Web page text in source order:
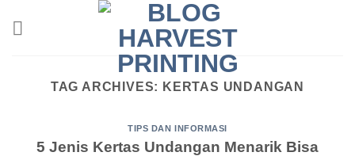
TAG ARCHIVES: KERTAS UNDANGAN
TIPS DAN INFORMASI
5 Jenis Kertas Undangan Menarik Bisa